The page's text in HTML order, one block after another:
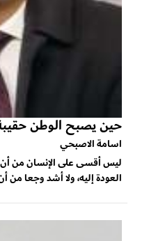
حين يصبح الوطن
اسامة الاصبحي
ليس أقسى على الإنسان من
العودة إليه، ولا أشد وجعا